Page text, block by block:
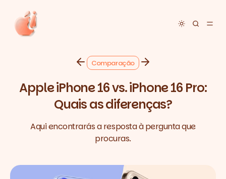
Toggle
Comparação
Apple iPhone 16 vs. iPhone 16 Pro:
Quais as diferenças?
Aqui encontrarás a resposta à pergunta que
procuras.